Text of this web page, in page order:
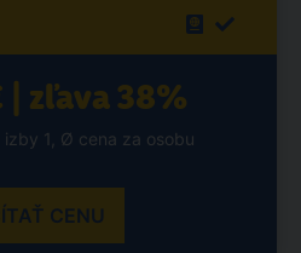
zľava 38%
1, Ø cena za osobu
CENU